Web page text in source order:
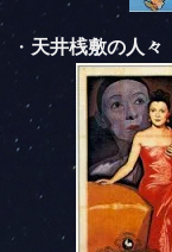
・ 天井桟敷の人々